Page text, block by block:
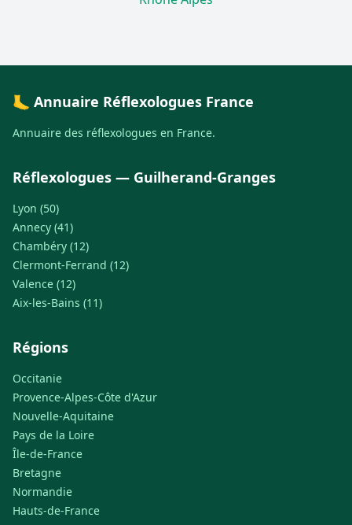
🦶 Annuaire Réflexologues France
Annuaire des réflexologues en France.
Réflexologues — Guilherand-Granges
Lyon (50)
Annecy (41)
Chambéry (12)
Clermont-Ferrand (12)
Valence (12)
Aix-les-Bains (11)
Régions
Occitanie
Provence-Alpes-Côte d'Azur
Nouvelle-Aquitaine
Pays de la Loire
Île-de-France
Bretagne
Normandie
Hauts-de-France